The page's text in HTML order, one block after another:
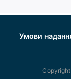
Умови